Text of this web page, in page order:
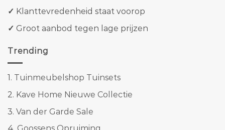
✓ Klanttevredenheid staat voorop
✓ Groot aanbod tegen lage prijzen
Trending
1. Tuinmeubelshop Tuinsets
2. Kave Home Nieuwe Collectie
3. Van der Garde Sale